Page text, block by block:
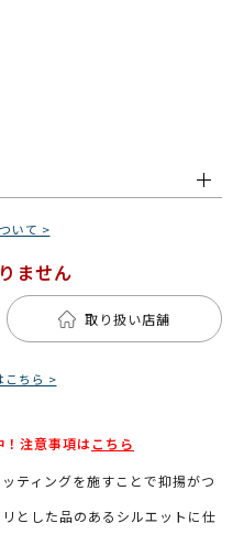
いて >
ません
取り扱い店舗
こちら >
！注意事項はこちら
ティングを施すことで抑揚がつ
とした品のあるシルエットに仕